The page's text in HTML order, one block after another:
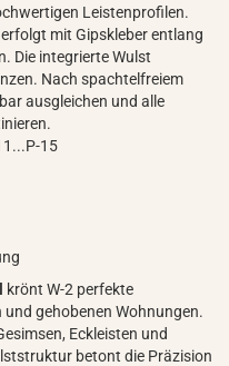
Leistenprofilen.
erfolgt mit Gipskleber entlang
Die integrierte Wulst
Nach spachtelfreiem
ausgleichen und alle
15
krönt W-2 perfekte
gehobenen Wohnungen.
Eckleisten und
betont die Präzision